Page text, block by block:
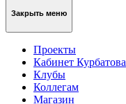
Закрыть меню
Проекты
Кабинет Курбатова
Клубы
Коллегам
Магазин